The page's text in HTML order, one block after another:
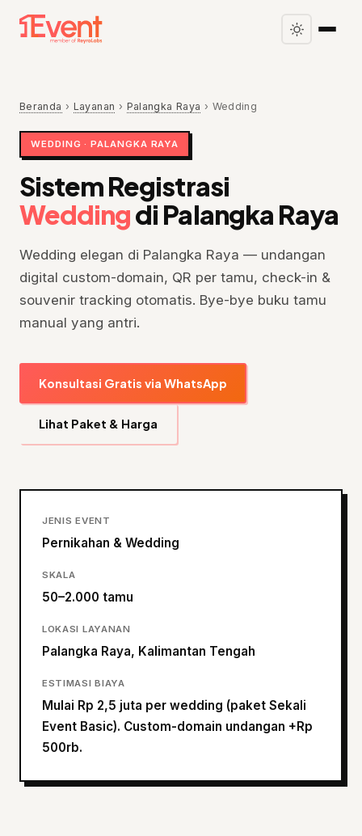
Beranda › Layanan › Palangka Raya › Wedding
WEDDING · PALANGKA RAYA
Sistem Registrasi
Weddingdi Palangka Raya
Wedding elegan di Palangka Raya — undangan
digital custom-domain, QR per tamu, check-in &
souvenir tracking otomatis. Bye-bye buku tamu
manual yang antri.
Konsultasi Gratis via WhatsApp
Lihat Paket & Harga
JENIS EVENT
Pernikahan & Wedding
SKALA
50–2.000 tamu
LOKASI LAYANAN
Palangka Raya, Kalimantan Tengah
ESTIMASI BIAYA
Mulai Rp 2,5 juta per wedding (paket Sekali
Event Basic). Custom-domain undangan +Rp
500rb.